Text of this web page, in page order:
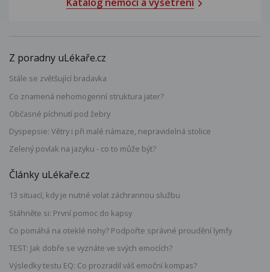
Z poradny uLékaře.cz
Stále se zvětšující bradavka
Co znamená nehomogenní struktura jater?
Občasné píchnutí pod žebry
Dyspepsie: Větry i při malé námaze, nepravidelná stolice
Zelený povlak na jazyku - co to může být?
Články uLékaře.cz
13 situací, kdy je nutné volat záchrannou službu
Stáhněte si: První pomoc do kapsy
Co pomáhá na oteklé nohy? Podpořte správné proudění lymfy
TEST: Jak dobře se vyznáte ve svých emocích?
Výsledky testu EQ: Co prozradil váš emoční kompas?